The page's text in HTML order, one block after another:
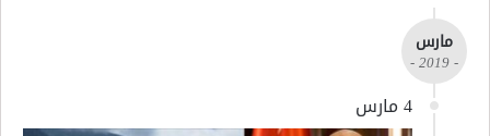
مارس
- 2019 -
4 مارس